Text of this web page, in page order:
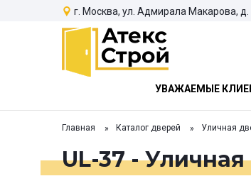
г. Москва, ул. Адмирала Макарова, д.
УВАЖАЕМЫЕ
Главная Каталог дверей Уличная
UL-37 -